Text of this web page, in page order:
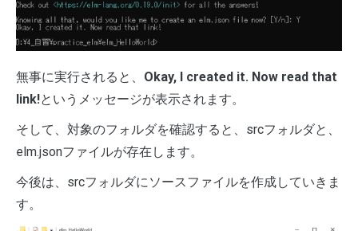
無事に実行されると、 Okay, I created it. Now read that
link!というメッセージが表示されます。
そして、対象のフォルダを確認すると、srcフォルダと、
elm.jsonファイルが存在します。
今後は、srcフォルダにソースファイルを作成していきま
す。